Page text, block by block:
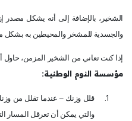
الشخير، بالإضافة إلى أنه يشكل مصدر
والجسدية للمشخر والمحيطين به بشكل
إذا كنت تعاني من الشخير المزمن،
مؤسسة النوم الوطنية:
1.
قلل وزنك – عندما تقلل من
والتي يمكن أن تعرقل المسار